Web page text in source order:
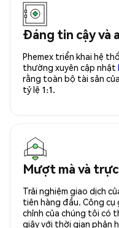
Đáng tin cậy và
Phemex triển khai hệ
thường xuyên cập nhật
rằng toàn bộ tài sản
tỷ lệ 1:1.
Mượt mà và
Trải nghiệm giao dịch
tiên hàng đầu. Công
chỉnh của chúng tôi có
giây với thời gian phản